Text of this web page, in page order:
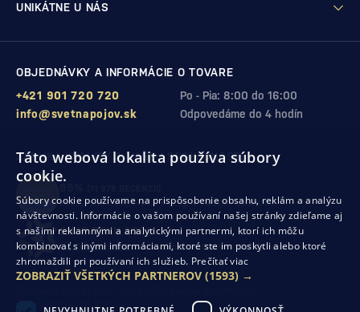
UNIKÁTNE U NÁS
OBJEDNÁVKY A INFORMÁCIE O TOVARE
Po - Pia: 8:00 do 16:00
+421 901 720 720
Odpovedáme do 4 hodín
info@svetnapojov.sk
ZÁRUKA KVALITY A VAŠEJ SPOKOJNOSTI
zákazníkov odporúča nákup v našom obchode
SHOP ROKU 2024
10. rok po sebesme získali ocenenie od Heureka
Odstúpenie od zmluvy
Táto webová lokalita používa súbory
cookie.
Súbory cookie používame na prispôsobenie obsahu, reklám a analýzu
návštevnosti. Informácie o vašom používaní našej stránky zdieľame aj
s našimi reklamnými a analytickými partnermi, ktorí ich môžu
kombinovať s inými informáciami, ktoré ste im poskytli alebo ktoré
zhromaždili pri používaní ich služieb. Prečítať viac
ZOBRAZIŤ VŠETKÝCH PARTNEROV (1593) →